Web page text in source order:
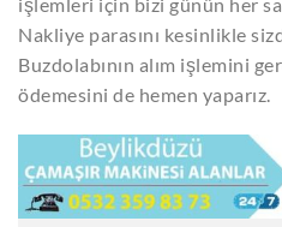
Nakliye parasını kesinlikle
Buzdolabının alım işlemini
ödemesini de hemen yaparız.